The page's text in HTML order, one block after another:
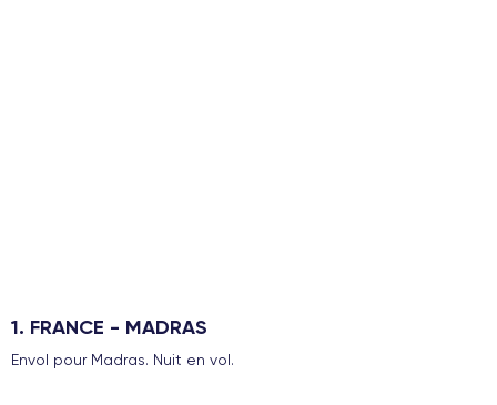
1. FRANCE - MADRAS
Envol pour Madras. Nuit en vol.